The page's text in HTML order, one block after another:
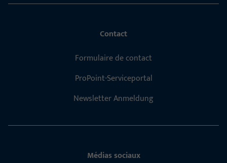
Contact
Formulaire de contact
ProPoint-Serviceportal
Newsletter Anmeldung
Médias sociaux